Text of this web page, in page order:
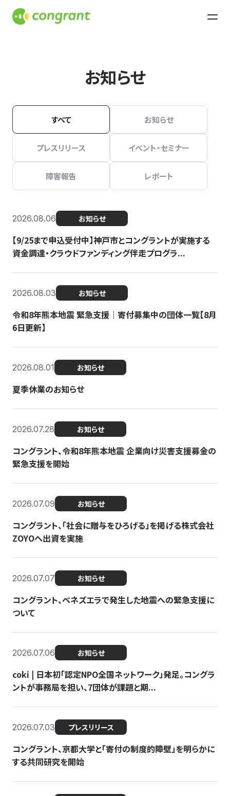
お知らせ
すべて お知らせ
プレスリリース イベント・セミナー
障害報告 レポート
2026.08.06 お知らせ
【9/25まで申込受付中】神戸市とコングラントが実施する
資金調達・クラウドファンディング伴走プログラ...
2026.08.03 お知らせ
令和8年熊本地震 緊急支援｜寄付募集中の団体一覧【8月
6日更新】
2026.08.01 お知らせ
夏季休業のお知らせ
2026.07.28 お知らせ
コングラント、令和8年熊本地震 企業向け災害支援募金の
緊急支援を開始
2026.07.09 お知らせ
コングラント、「社会に贈与をひろげる」を掲げる株式会社
ZOYOへ出資を実施
2026.07.07 お知らせ
コングラント、ベネズエラで発生した地震への緊急支援に
ついて
2026.07.06 お知らせ
coki | 日本初「認定NPO全国ネットワーク」発足。コングラ
ントが事務局を担い、7団体が課題と期...
2026.07.03 プレスリリース
コングラント、京都大学と「寄付の制度的障壁」を明らかに
する共同研究を開始